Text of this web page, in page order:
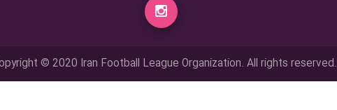
© 2020 Iran Football League Organization. All rights reserved.